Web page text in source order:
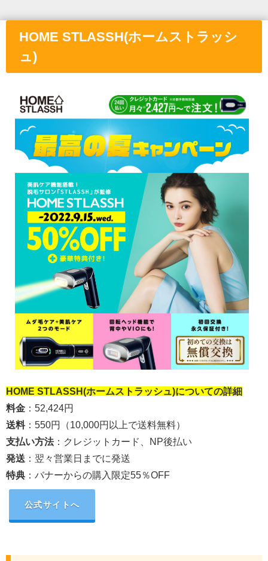
HOME STLASSH(ホームストラッシ
ュ)
HOME STLASSH(ホームストラッシュ)についての詳細
料金 ：52,424円
送料：550円（10,000円以上で送料無料）
支払い方法：クレジットカード、NP後払い
発送 ：翌々営業日までに発送
特典 ：バナーからの購入限定55％OFF
公式サイトへ